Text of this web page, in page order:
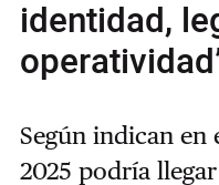
identidad,
Según indican en
2025 podría